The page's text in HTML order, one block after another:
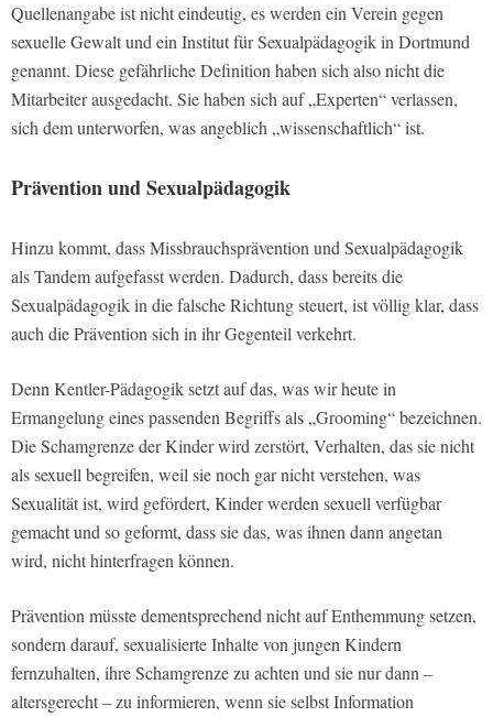
Quellenangabe ist nicht eindeutig, es werden ein Verein gegen
sexuelle Gewalt und ein Institut für Sexualpädagogik in Dortmund
genannt. Diese gefährliche Definition haben sich also nicht die
Mitarbeiter ausgedacht. Sie haben sich auf „Experten“ verlassen,
sich dem unterworfen, was angeblich „wissenschaftlich“ ist.
Prävention und Sexualpädagogik
Hinzu kommt, dass Missbrauchsprävention und Sexualpädagogik
als Tandem aufgefasst werden. Dadurch, dass bereits die
Sexualpädagogik in die falsche Richtung steuert, ist völlig klar, dass
auch die Prävention sich in ihr Gegenteil verkehrt.
Denn Kentler-Pädagogik setzt auf das, was wir heute in
Ermangelung eines passenden Begriffs als „Grooming“ bezeichnen.
Die Schamgrenze der Kinder wird zerstört, Verhalten, das sie nicht
als sexuell begreifen, weil sie noch gar nicht verstehen, was
Sexualität ist, wird gefördert, Kinder werden sexuell verfügbar
gemacht und so geformt, dass sie das, was ihnen dann angetan
wird, nicht hinterfragen können.
Prävention müsste dementsprechend nicht auf Enthemmung setzen,
sondern darauf, sexualisierte Inhalte von jungen Kindern
fernzuhalten, ihre Schamgrenze zu achten und sie nur dann –
altersgerecht – zu informieren, wenn sie selbst Information